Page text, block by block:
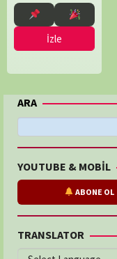
İzle
ARA
YOUTUBE & MOBİL
ABONE OL
TRANSLATOR